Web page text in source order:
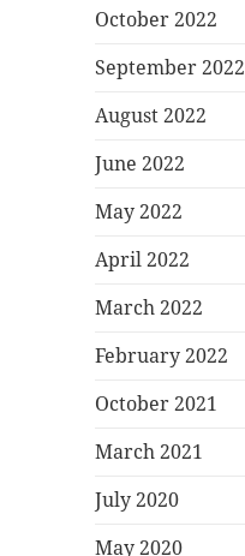
October 2022
September 2022
August 2022
June 2022
May 2022
April 2022
March 2022
February 2022
October 2021
March 2021
July 2020
May 2020